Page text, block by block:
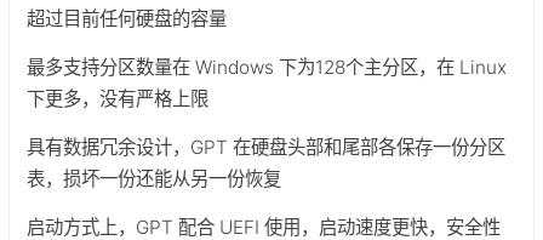
超过目前任何硬盘的容量
最多支持分区数量在 Windows 下为128个主分区，在 Linux
下更多，没有严格上限
具有数据冗余设计，GPT 在硬盘头部和尾部各保存一份分区
表，损坏一份还能从另一份恢复
启动方式上，GPT 配合 UEFI 使用，启动速度更快，安全性